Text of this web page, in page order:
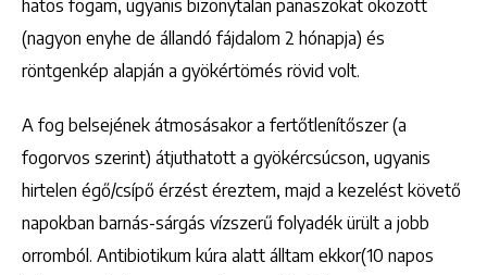
hatos fogam, ugyanis bizonytalan panaszokat okozott
(nagyon enyhe de állandó fájdalom 2 hónapja) és
röntgenkép alapján a gyökértömés rövid volt.
A fog belsejének átmosásakor a fertőtlenítőszer (a
fogorvos szerint) átjuthatott a gyökércsúcson, ugyanis
hirtelen égő/csípő érzést éreztem, majd a kezelést követő
napokban barnás-sárgás vízszerű folyadék ürült a jobb
orromból. Antibiotikum kúra alatt álltam ekkor(10 napos